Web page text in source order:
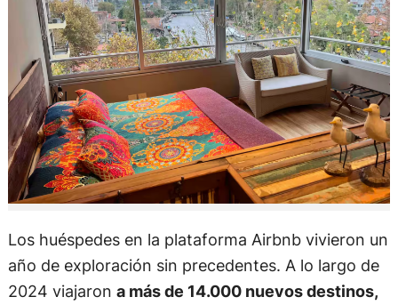
Los huéspedes en la plataforma Airbnb vivieron un
año de exploración sin precedentes. A lo largo de
2024 viajaron a más de 14.000 nuevos destinos,